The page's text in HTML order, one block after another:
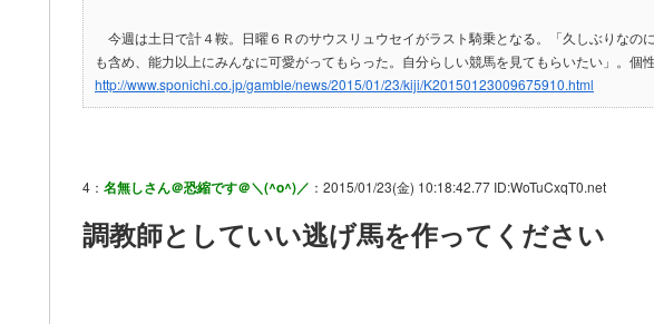
今週は土日で計４鞍。日曜６Ｒのサウスリュウセイがラスト騎乗となる。「久しぶりなの
も含め、能力以上にみんなに可愛がってもらった。自分らしい競馬を見てもらいたい」。個
http://www.sponichi.co.jp/gamble/news/2015/01/23/kiji/K20150123009675910.html
4： 名無しさん＠恐縮です＠＼(^o^)／ ：2015/01/23(金) 10:18:42.77 ID:WoTuCxqT0.net
調教師としていい逃げ馬を作ってください